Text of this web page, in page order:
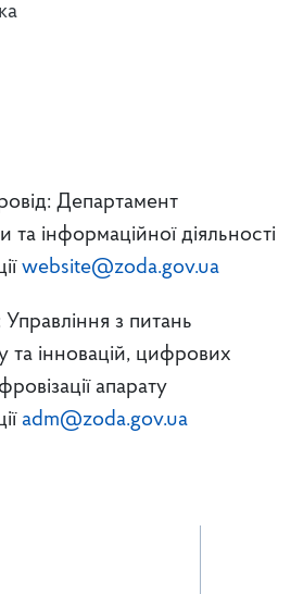
Департамент
та інформаційної діяльності
website@zoda.gov.ua
Управління з питань
та інновацій, цифрових
апарату
adm@zoda.gov.ua